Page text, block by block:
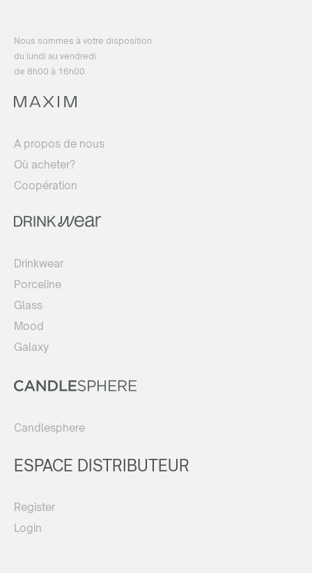
Nous sommes à votre disposition
du lundi au vendredi
de 8h00 à 16h00.
A propos de nous
Où acheter?
Coopération
Drinkwear
Porceline
Glass
Mood
Galaxy
Candlesphere
ESPACE DISTRIBUTEUR
Register
Login
Vous n’êtes pas revendeur, mais vous êtes toujours
intéressé à acheter nos produits ? Envoyez-nous une
demande et nous vous dirigerons vers le bon distributeur
or write: